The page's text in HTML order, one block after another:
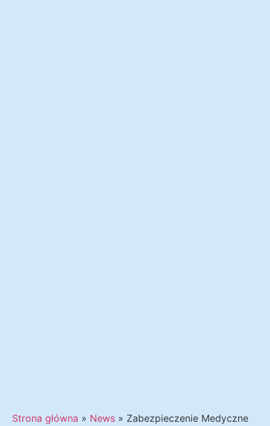
Strona główna » News » Zabezpieczenie Medyczne